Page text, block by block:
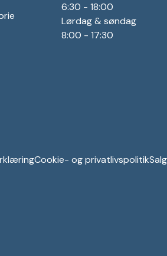
6:30 - 18:00
Lørdag & søndag
8:00 - 17:30
Cookie- og privatlivspolitik